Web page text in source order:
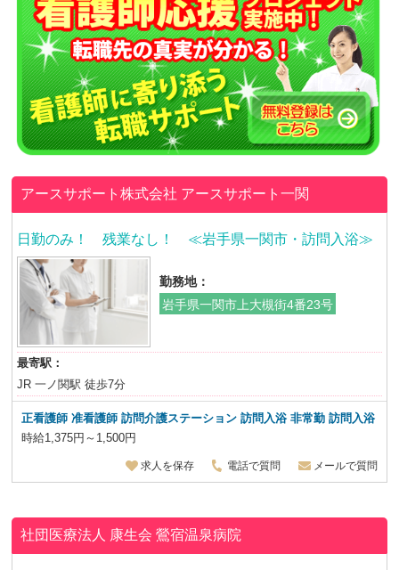
アースサポート株式会社 アースサポート一関
日勤のみ！ 残業なし！ ≪岩手県一関市・訪問入浴≫
勤務地：
岩手県一関市上大槻街4番23号
最寄駅：
JR 一ノ関駅 徒歩7分
正看護師 准看護師 訪問介護ステーション 訪問入浴 非常勤 訪問入浴
時給1,375円～1,500円
求人を保存 電話で質問 メールで質問
社団医療法人 康生会鶯宿温泉病院